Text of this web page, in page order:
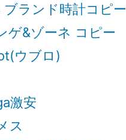
ランド時計コピー
ゲ&ゾーネ コピー
ウブロ)
激安
ス